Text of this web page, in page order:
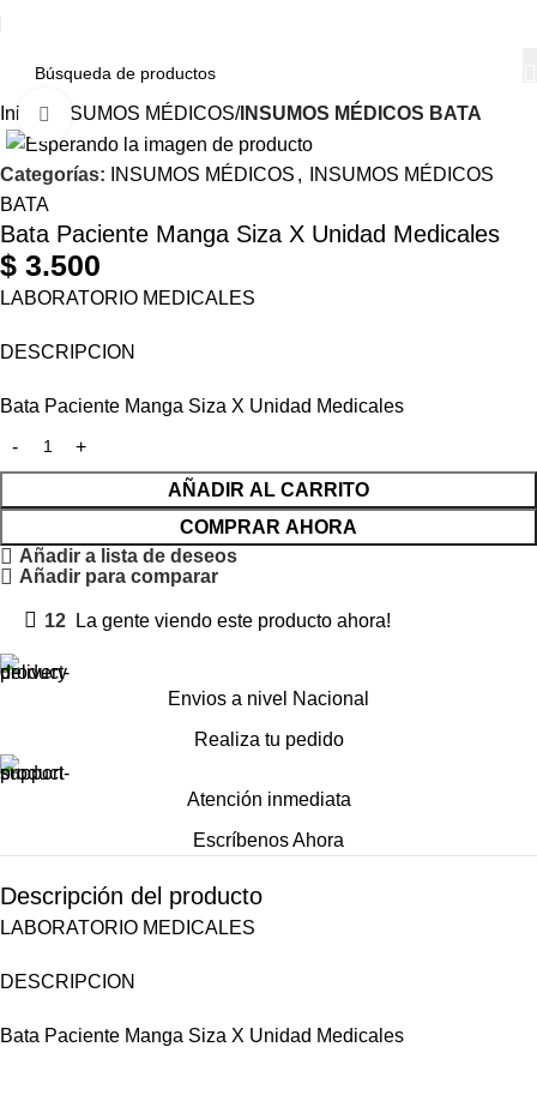
Inicio INSUMOS MÉDICOS INSUMOS MÉDICOS BATA
Haga Click para agrandar
Categorías: INSUMOS MÉDICOS ,
INSUMOS MÉDICOS
BATA
Bata Paciente Manga Siza X Unidad Medicales
$ 3.500
LABORATORIO MEDICALES
DESCRIPCION
Bata Paciente Manga Siza X Unidad Medicales
AÑADIR AL CARRITO
COMPRAR AHORA
Añadir a lista de deseos
Añadir para comparar
12 La gente viendo este producto ahora!
Envios a nivel Nacional
Realiza tu pedido
Atención inmediata
Escríbenos Ahora
Descripción del producto
LABORATORIO MEDICALES
DESCRIPCION
Bata Paciente Manga Siza X Unidad Medicales